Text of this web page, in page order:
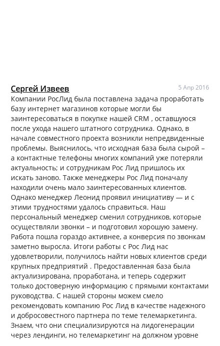
Сергей Извеев 5 Апр 2016
Компании РосЛид была поставлена задача проработать
базу интернет магазинов которые могли бы
заинтересоваться в покупке нашей CRM , оставшуюся
после ухода нашего штатного сотрудника. Однако, в
начале совместного проекта возникли непредвиденные
проблемы. Выяснилось, что исходная база была сырой –
а контактные телефоны многих компаний уже потеряли
актуальность; и сотрудникам Рос Лид пришлось их
искать заново. Также менеджеры Рос Лид поначалу
находили очень мало заинтересованных клиентов.
Однако менеджер Леонид проявил инициативу — и с
этими трудностями удалось справиться. Наш
персональный менеджер сменил сотрудников, которые
осуществляли звонки – и подготовил хорошую замену.
Работа пошла гораздо активнее, а конверсия по звонкам
заметно выросла. Итоги работы с Рос Лид нас
удовлетворили, получилось найти новых клиентов среди
крупных предприятий . Предоставленная база была
актуализирована, проработана, и теперь содержит
только достоверную информацию с прямыми контактами
руководства. С нашей стороны можем смело
рекомендовать компанию Рос Лид в качестве надежного
и добросовестного партнера по теме телемаркетинга.
Знаем, что они специализируются на лидогенерации
через лендинги, но телемаркетинг на должном уровне